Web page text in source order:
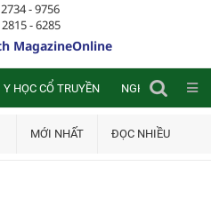
- 9756
- 6285
MagazineOnline
Y HỌC CỔ TRUYỀN NGHIÊN CỨU
MỚI NHẤT ĐỌC NHIỀU